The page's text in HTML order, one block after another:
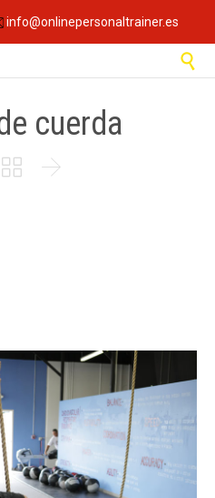
info@onlinepersonaltrainer.es

cuerda
 